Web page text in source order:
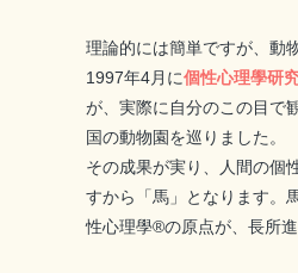
理論的には簡単ですが、動
1997年4月に個性心理學研
が、実際に自分のこの目で
国の動物園を巡りました。
その成果が実り、人間の個
すから「馬」となります。
性心理學®の原点が、長所